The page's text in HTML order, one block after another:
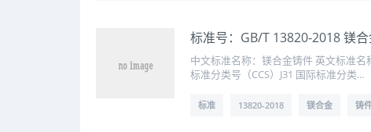
标准号：GB/T 13820-2018 镁
中文标准名称：镁合金铸件 英文标准
标准分类号（CCS）J31 国际标准分类...
标准 13820-2018 镁合金 铸